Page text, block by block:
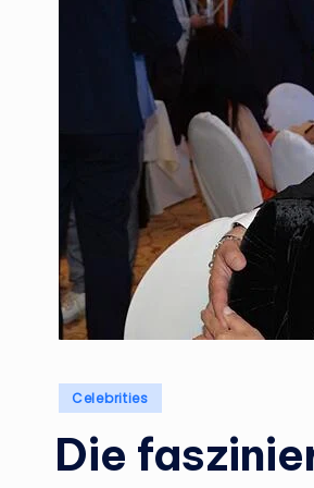
Posted
Celebrities
Die